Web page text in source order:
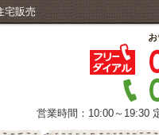
宅販売
営業時間：10:00～19:30